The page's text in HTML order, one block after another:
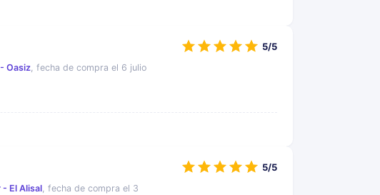
Oasiz, fecha de compra el 6 julio
5/5
- El Alisal, fecha de compra el 3
5/5